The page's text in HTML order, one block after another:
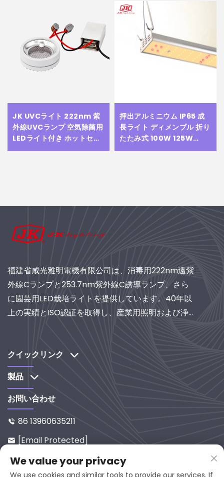
JK UVCライト 222nm 紫
外線UVCランプ 空気除菌用
LEDライト付き ホットセー
ル 222 nm UV紫外線ラン
押出アルミニウム IP65 成
長ライト ディメンブル 折り
たたみ式 100W 125W
150W LM301バー 商業用育
福建省咸光雅明電機有限公司は、消毒用222nm遠紫
外線Cランプと253.7nm紫外線C誘導ランプ、さら
に園芸用LED栽培ライトを提供しています。40年以
上の実績とISO認証を取得し、産業用照明および浄化
クイックリンク
製品
お問い合わせ
 86 13960635211
 [email Protected]

中国福建省延平区西溪路65-9番地
邮编353001
We value your privacy
We use cookies and similar tools to provide our services. If